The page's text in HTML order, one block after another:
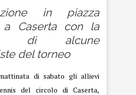
in piazza
a Caserta con la
di alcune
del torneo
di sabato gli allievi
del circolo di Caserta,